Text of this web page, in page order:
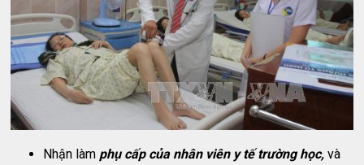
Nhận làm phụ cấp của nhân viên y tế trường học, và